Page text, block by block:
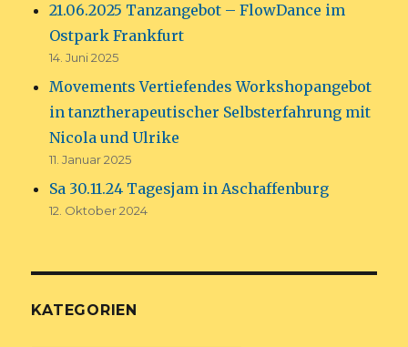
21.06.2025 Tanzangebot – FlowDance im
Ostpark Frankfurt
14. Juni 2025
Movements Vertiefendes Workshopangebot
in tanztherapeutischer Selbsterfahrung mit
Nicola und Ulrike
11. Januar 2025
Sa 30.11.24 Tagesjam in Aschaffenburg
12. Oktober 2024
KATEGORIEN